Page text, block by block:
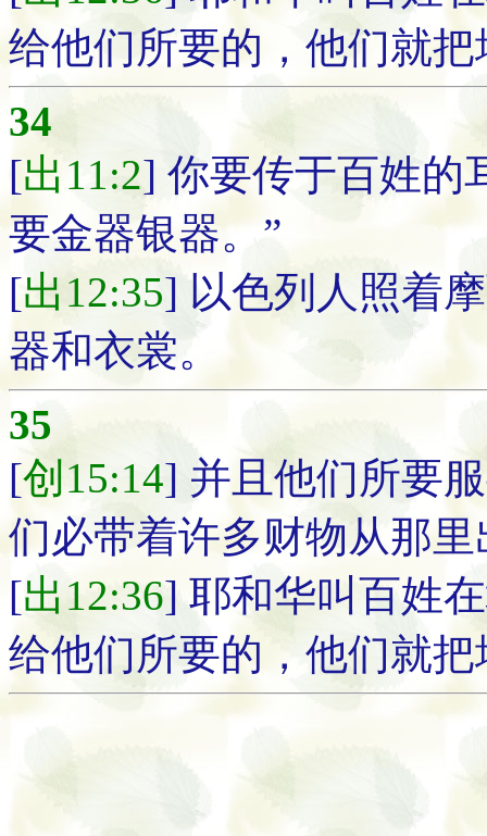
给他们所要的，他们就
34
[出11:2] 你要传于百姓的
要金器银器。”
[出12:35] 以色列人照着
器和衣裳。
35
[创15:14] 并且他们所要
们必带着许多财物从那里
[出12:36] 耶和华叫百姓
给他们所要的，他们就